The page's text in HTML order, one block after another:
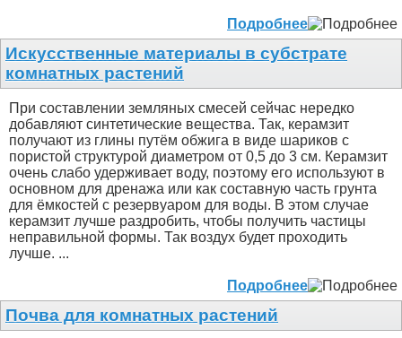
Подробнее
Искусственные материалы в субстрате
комнатных растений
При составлении земляных смесей сейчас нередко
добавляют синтетические вещества. Так, керамзит
получают из глины путём обжига в виде шариков с
пористой структурой диаметром от 0,5 до 3 см. Керамзит
очень слабо удерживает воду, поэтому его используют в
основном для дренажа или как составную часть грунта
для ёмкостей с резервуаром для воды. В этом случае
керамзит лучше раздробить, чтобы получить частицы
неправильной формы. Так воздух будет проходить
лучше. ...
Подробнее
Почва для комнатных растений